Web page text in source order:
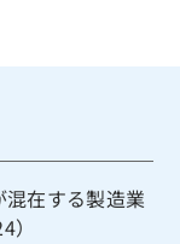
在する製造業